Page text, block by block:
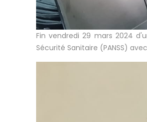
Fin vendredi 29 mars 2024
Sécurité Sanitaire (PANSS)